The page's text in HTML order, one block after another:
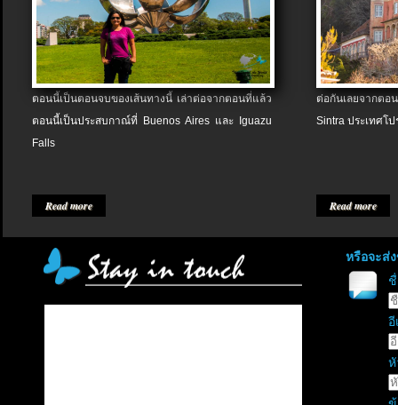
ตอนนี้เป็นตอนจบของเส้นทางนี้ เล่าต่อจากตอนที่แล้ว
ตอนนี้เป็นประสบกาณ์ที่ Buenos Aires และ Iguazu
Falls
Read more
ต่อกันเลยจากต
Sintra ประเทศโป
Read more
หรือจะส่
อี
หั